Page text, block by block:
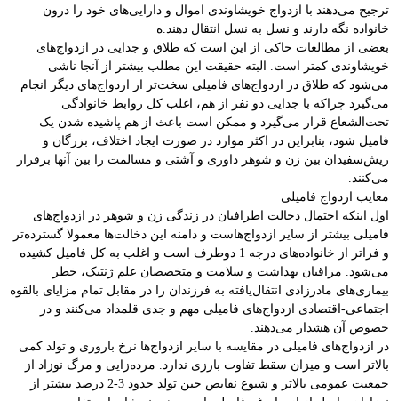
ترجیح می‌دهند با ازدواج خویشاوندی اموال و دارایی‌های خود را درون
خانواده نگه‌ دارند و نسل به نسل انتقال دهند.ه
بعضی از مطالعات حاکی از این است که طلاق و جدایی در ازدواج‌های
خویشاوندی کمتر است. البته حقیقت این مطلب بیشتر از آنجا ناشی
می‌شود که طلاق در ازدواج‌های فامیلی سخت‌تر از ازدواج‌های دیگر انجام
می‌گیرد چراکه با جدایی دو نفر از هم، اغلب کل روابط خانوادگی
تحت‌‌الشعاع قرار می‌گیرد و ممکن است باعث از هم پاشیده شدن یک
فامیل شود، بنابراین در اکثر موارد در صورت ایجاد اختلاف، بزرگان و
ریش‌سفیدان بین زن و شوهر‌ داوری و آشتی و مسالمت را بین آنها برقرار
می‌کنند.
معایب ازدواج فامیلی
اول اینکه احتمال دخالت اطرافیان در زندگی زن و شوهر‌ در ازدواج‌های
فامیلی بیشتر از سایر ازدواج‌هاست و دامنه این دخالت‌ها معمولا گسترده‌تر
و فراتر از خانواده‌های درجه 1 دوطرف است و اغلب به کل فامیل کشیده
می‌شود. مراقبان بهداشت و سلامت و متخصصان علم ژنتیک، خطر
بیماری‌های مادرزادی انتقال‌یافته به فرزندان را در مقابل تمام مزایای بالقوه
اجتماعی-اقتصادی ازدواج‌های فامیلی مهم و جدی قلمداد می‌کنند و در
خصوص آن هشدار می‌دهند.
در ازدواج‌های فامیلی در مقایسه با سایر ازدواج‌ها نرخ باروری و تولد کمی
بالاتر است و میزان سقط تفاوت بارزی ندارد. مرده‌زایی و مرگ نوزاد از
جمعیت عمومی بالاتر و شیوع نقایص حین تولد حدود 3-2 درصد بیشتر از